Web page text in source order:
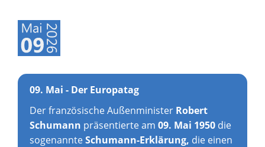
09. Mai - Der Europatag
Der französische Außenminister Robert
Schumann präsentierte am 09. Mai 1950 die
sogenannteSchumann-Erklärung, die einen